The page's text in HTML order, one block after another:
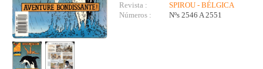
Revista :
SPIROU - BÉLGICA
Números :
Nºs 2546 A 2551